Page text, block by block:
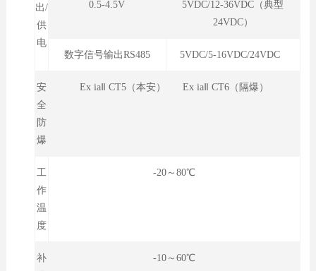
出/
供
电
0.5-4.5V
5VDC/12-36VDC（典型
24VDC）
数字信号输出RS485 5VDC/5-16VDC/24VDC
安
全
防
爆
Ex iaⅡ CT5（本安） Ex iaⅡ CT6（隔爆）
工
作
温
度
-20～80℃
补
-10～60℃